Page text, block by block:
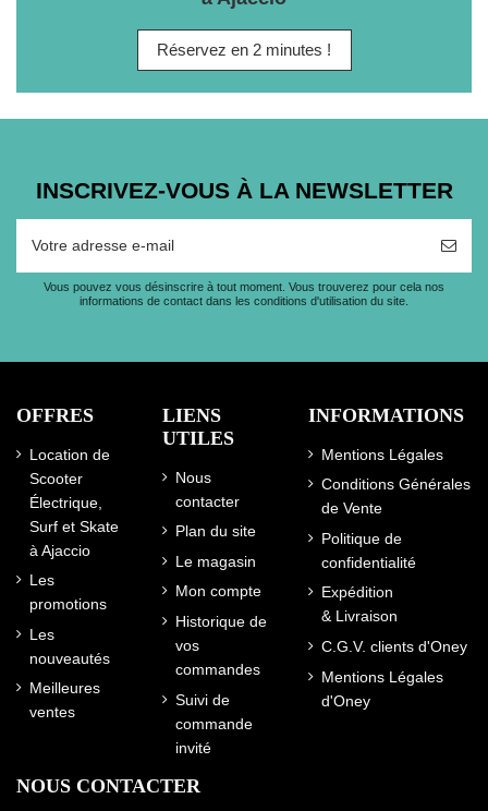
Réservez en 2 minutes !
INSCRIVEZ-VOUS À LA NEWSLETTER
Vous pouvez vous désinscrire à tout moment. Vous trouverez pour cela nos
informations de contact dans les conditions d'utilisation du site.
OFFRES
Location de
Scooter
Électrique,
Surf et Skate
à Ajaccio
Les
promotions
Les
nouveautés
Meilleures
ventes
LIENS
UTILES
Nous
contacter
Plan du site
Le magasin
Mon compte
Historique de
vos
commandes
Suivi de
commande
invité
INFORMATIONS
Mentions Légales
Conditions Générales
de Vente
Politique de
confidentialité
Expédition
& Livraison
C.G.V. clients d'Oney
Mentions Légales
d'Oney
NOUS CONTACTER